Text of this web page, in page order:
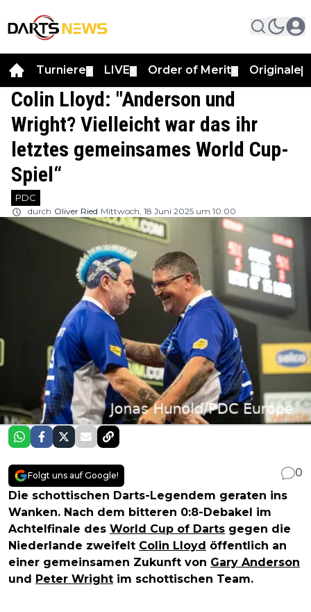
Turniere LIVE Order of Merit Originale
Colin Lloyd: "Anderson und
Wright? Vielleicht war das ihr
letztes gemeinsames World Cup-
Spiel“
PDC
durch Oliver Ried Mittwoch, 18 Juni 2025 um 10:00
Folgt uns auf Google!
0
Die schottischen Darts-Legendem geraten ins
Wanken. Nach dem bitteren 0:8-Debakel im
Achtelfinale des World Cup of Darts gegen die
Niederlande zweifelt Colin Lloyd öffentlich an
einer gemeinsamen Zukunft von Gary Anderson
und
Peter Wright im schottischen Team.